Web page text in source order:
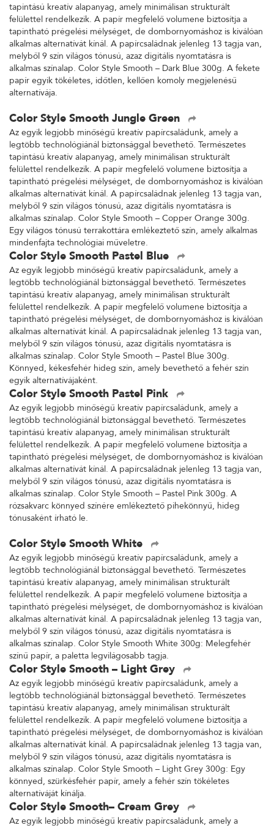
tapintású kreatív alapanyag, amely minimálisan strukturált
felülettel rendelkezik. A papír megfelelő volumene biztosítja a
tapintható prégelési mélységet, de dombornyomáshoz is kiválóan
alkalmas alternatívát kínál. A papírcsaládnak jelenleg 13 tagja van,
melyből 9 szín világos tónusú, azaz digitális nyomtatásra is
alkalmas színalap. Color Style Smooth – Dark Blue 300g. A fekete
papír egyik tökéletes, időtlen, kellően komoly megjelenésű
alternatívája.
Color Style Smooth Jungle Green
Az egyik legjobb minőségű kreatív papírcsaládunk, amely a
legtöbb technológiánál biztonsággal bevethető. Természetes
tapintású kreatív alapanyag, amely minimálisan strukturált
felülettel rendelkezik. A papír megfelelő volumene biztosítja a
tapintható prégelési mélységet, de dombornyomáshoz is kiválóan
alkalmas alternatívát kínál. A papírcsaládnak jelenleg 13 tagja van,
melyből 9 szín világos tónusú, azaz digitális nyomtatásra is
alkalmas színalap. Color Style Smooth – Copper Orange 300g.
Egy világos tónusú terrakottára emlékeztető szín, amely alkalmas
mindenfajta technológiai műveletre.
Color Style Smooth Pastel Blue
Az egyik legjobb minőségű kreatív papírcsaládunk, amely a
legtöbb technológiánál biztonsággal bevethető. Természetes
tapintású kreatív alapanyag, amely minimálisan strukturált
felülettel rendelkezik. A papír megfelelő volumene biztosítja a
tapintható prégelési mélységet, de dombornyomáshoz is kiválóan
alkalmas alternatívát kínál. A papírcsaládnak jelenleg 13 tagja van,
melyből 9 szín világos tónusú, azaz digitális nyomtatásra is
alkalmas színalap. Color Style Smooth – Pastel Blue 300g.
Könnyed, kékesfehér hideg szín, amely bevethető a fehér szín
egyik alternatívájaként.
Color Style Smooth Pastel Pink
Az egyik legjobb minőségű kreatív papírcsaládunk, amely a
legtöbb technológiánál biztonsággal bevethető. Természetes
tapintású kreatív alapanyag, amely minimálisan strukturált
felülettel rendelkezik. A papír megfelelő volumene biztosítja a
tapintható prégelési mélységet, de dombornyomáshoz is kiválóan
alkalmas alternatívát kínál. A papírcsaládnak jelenleg 13 tagja van,
melyből 9 szín világos tónusú, azaz digitális nyomtatásra is
alkalmas színalap. Color Style Smooth – Pastel Pink 300g. A
rózsakvarc könnyed színére emlékeztető pihekönnyű, hideg
tónusaként írható le.
Color Style Smooth White
Az egyik legjobb minőségű kreatív papírcsaládunk, amely a
legtöbb technológiánál biztonsággal bevethető. Természetes
tapintású kreatív alapanyag, amely minimálisan strukturált
felülettel rendelkezik. A papír megfelelő volumene biztosítja a
tapintható prégelési mélységet, de dombornyomáshoz is kiválóan
alkalmas alternatívát kínál. A papírcsaládnak jelenleg 13 tagja van,
melyből 9 szín világos tónusú, azaz digitális nyomtatásra is
alkalmas színalap. Color Style Smooth White 300g: Melegfehér
színű papír, a paletta legvilágosabb tagja.
Color Style Smooth – Light Grey
Az egyik legjobb minőségű kreatív papírcsaládunk, amely a
legtöbb technológiánál biztonsággal bevethető. Természetes
tapintású kreatív alapanyag, amely minimálisan strukturált
felülettel rendelkezik. A papír megfelelő volumene biztosítja a
tapintható prégelési mélységet, de dombornyomáshoz is kiválóan
alkalmas alternatívát kínál. A papírcsaládnak jelenleg 13 tagja van,
melyből 9 szín világos tónusú, azaz digitális nyomtatásra is
alkalmas színalap. Color Style Smooth – Light Grey 300g: Egy
könnyed, szürkésfehér papír, amely a fehér szín tökéletes
alternatíváját kínálja.
Color Style Smooth– Cream Grey
Az egyik legjobb minőségű kreatív papírcsaládunk, amely a